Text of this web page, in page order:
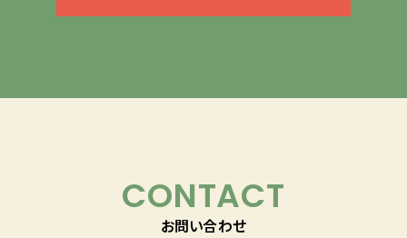
CONTACT
お問い合わせ